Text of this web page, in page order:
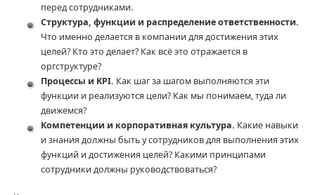
перед сотрудниками.
Структура, функции и распределение ответственности.
Что именно делается в компании для достижения этих
целей? Кто это делает? Как всё это отражается в
оргструктуре?
Процессы и KPI. Как шаг за шагом выполняются эти
функции и реализуются цели? Как мы понимаем, туда ли
движемся?
Компетенции и корпоративная культура. Какие навыки
и знания должны быть у сотрудников для выполнения этих
функций и достижения целей? Какими принципами
сотрудники должны руководствоваться?